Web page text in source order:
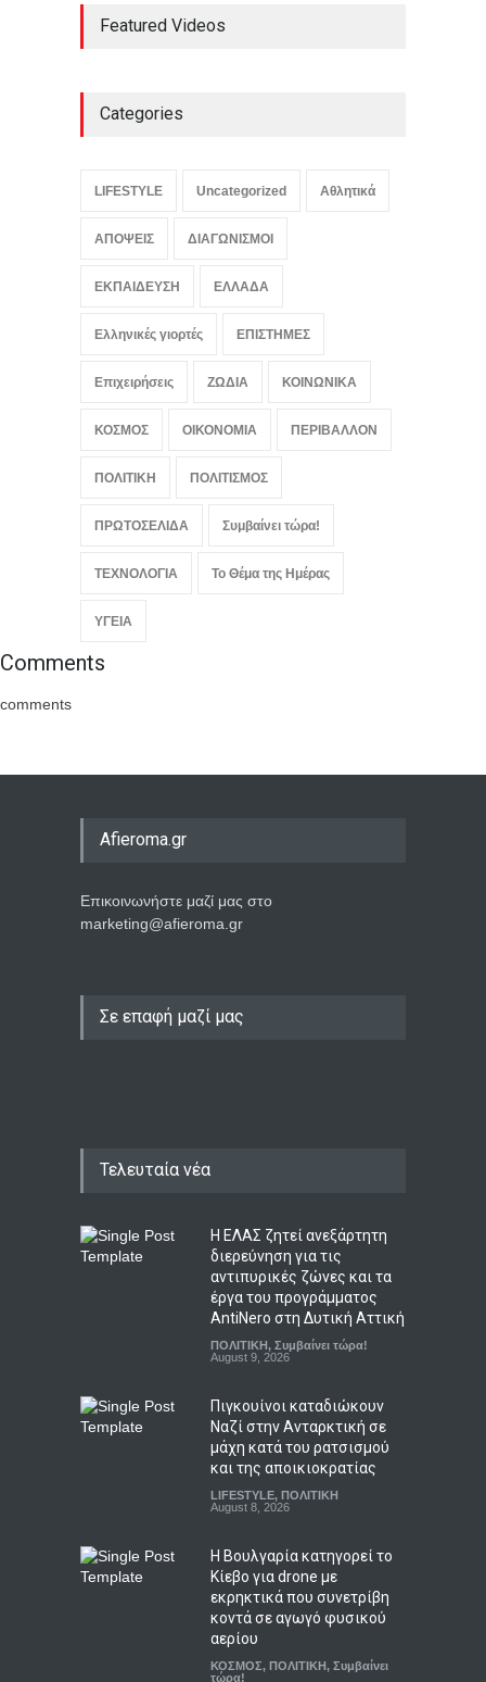
Featured Videos
Categories
LIFESTYLE Uncategorized Αθλητικά
ΑΠΟΨΕΙΣ ΔΙΑΓΩΝΙΣΜΟΙ
ΕΚΠΑΙΔΕΥΣΗ ΕΛΛΑΔΑ
Ελληνικές γιορτές ΕΠΙΣΤΗΜΕΣ
Επιχειρήσεις ΖΩΔΙΑ ΚΟΙΝΩΝΙΚΑ
ΚΟΣΜΟΣ ΟΙΚΟΝΟΜΙΑ ΠΕΡΙΒΑΛΛΟΝ
ΠΟΛΙΤΙΚΗ ΠΟΛΙΤΙΣΜΟΣ
ΠΡΩΤΟΣΕΛΙΔΑ Συμβαίνει τώρα!
ΤΕΧΝΟΛΟΓΙΑ Το Θέμα της Ημέρας
ΥΓΕΙΑ
Comments
comments
Afieroma.gr
Επικοινωνήστε μαζί μας στο
marketing@afieroma.gr
Σε επαφή μαζί μας
Τελευταία νέα
Η ΕΛΑΣ ζητεί ανεξάρτητη
διερεύνηση για τις
αντιπυρικές ζώνες και τα
έργα του προγράμματος
AntiNero στη Δυτική Αττική
ΠΟΛΙΤΙΚΗ, Συμβαίνει τώρα!
August 9, 2026
Πιγκουίνοι καταδιώκουν
Ναζί στην Ανταρκτική σε
μάχη κατά του ρατσισμού
και της αποικιοκρατίας
LIFESTYLE, ΠΟΛΙΤΙΚΗ
August 8, 2026
Η Βουλγαρία κατηγορεί το
Κίεβο για drone με
εκρηκτικά που συνετρίβη
κοντά σε αγωγό φυσικού
αερίου
ΚΟΣΜΟΣ, ΠΟΛΙΤΙΚΗ, Συμβαίνει
τώρα!